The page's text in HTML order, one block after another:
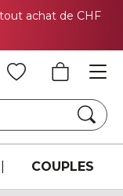
achat de CHF
COUPLES